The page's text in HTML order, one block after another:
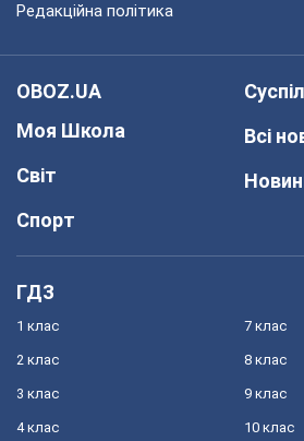
Редакційна політика
OBOZ.UA
Моя Школа
Світ
Спорт
Всі
ГДЗ
1 клас
2 клас
3 клас
4 клас
7 клас
8 клас
9 клас
10 клас